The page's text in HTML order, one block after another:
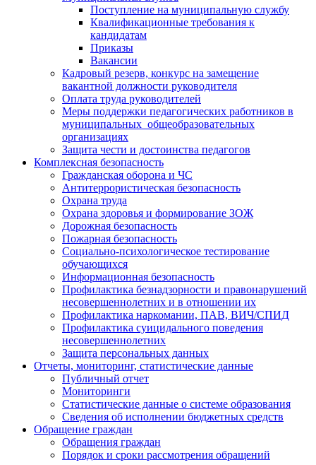
Поступление на муниципальную службу
Квалификационные требования к
кандидатам
Приказы
Вакансии
Кадровый резерв, конкурс на замещение
вакантной должности руководителя
Оплата труда руководителей
Меры поддержки педагогических работников в
муниципальных общеобразовательных
организациях
Защита чести и достоинства педагогов
Комплексная безопасность
Гражданская оборона и ЧС
Антитеррористическая безопасность
Охрана труда
Охрана здоровья и формирование ЗОЖ
Дорожная безопасность
Пожарная безопасность
Социально-психологическое тестирование
обучающихся
Информационная безопасность
Профилактика безнадзорности и правонарушений
несовершеннолетних и в отношении их
Профилактика наркомании, ПАВ, ВИЧ/СПИД
Профилактика суицидального поведения
несовершеннолетних
Защита персональных данных
Отчеты, мониторинг, статистические данные
Публичный отчет
Мониторинги
Статистические данные о системе образования
Сведения об исполнении бюджетных средств
Обращение граждан
Обращения граждан
Порядок и сроки рассмотрения обращений